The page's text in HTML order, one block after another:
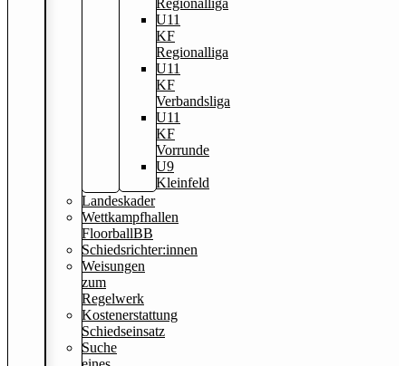
Regionalliga
U11
KF
Regionalliga
U11
KF
Verbandsliga
U11
KF
Vorrunde
U9
Kleinfeld
Landeskader
Wettkampfhallen
FloorballBB
Schiedsrichter:innen
Weisungen
zum
Regelwerk
Kostenerstattung
Schiedseinsatz
Suche